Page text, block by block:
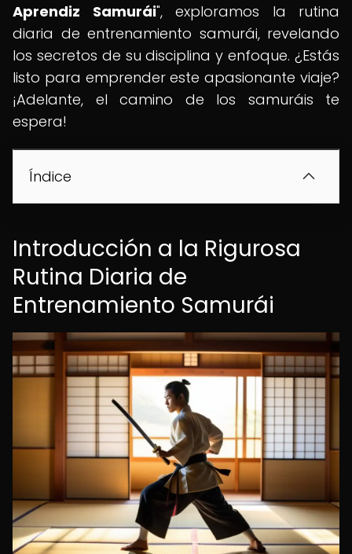
Aprendiz Samurái", exploramos la rutina
diaria de entrenamiento samurái, revelando
los secretos de su disciplina y enfoque. ¿Estás
listo para emprender este apasionante viaje?
¡Adelante, el camino de los samuráis te
espera!
Índice
Introducción a la Rigurosa
Rutina Diaria de
Entrenamiento Samurái